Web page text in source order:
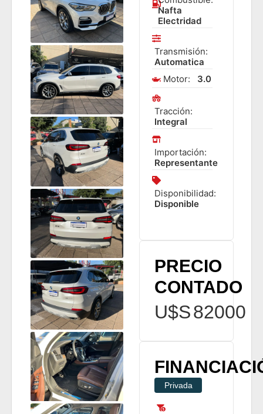
Nafta
Electridad
Transmisión:
Automatica
Motor:
3.0
Tracción:
Integral
Importación:
Representante
Disponibilidad:
Disponible
PRECIO
CONTADO
U$S82000
Privada